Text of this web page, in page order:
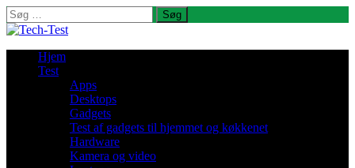
Søg
efter:
Hjem
Test
Apps
Desktops
Gadgets
Test af gadgets til hjemmet og køkkenet
Hardware
Kamera og video